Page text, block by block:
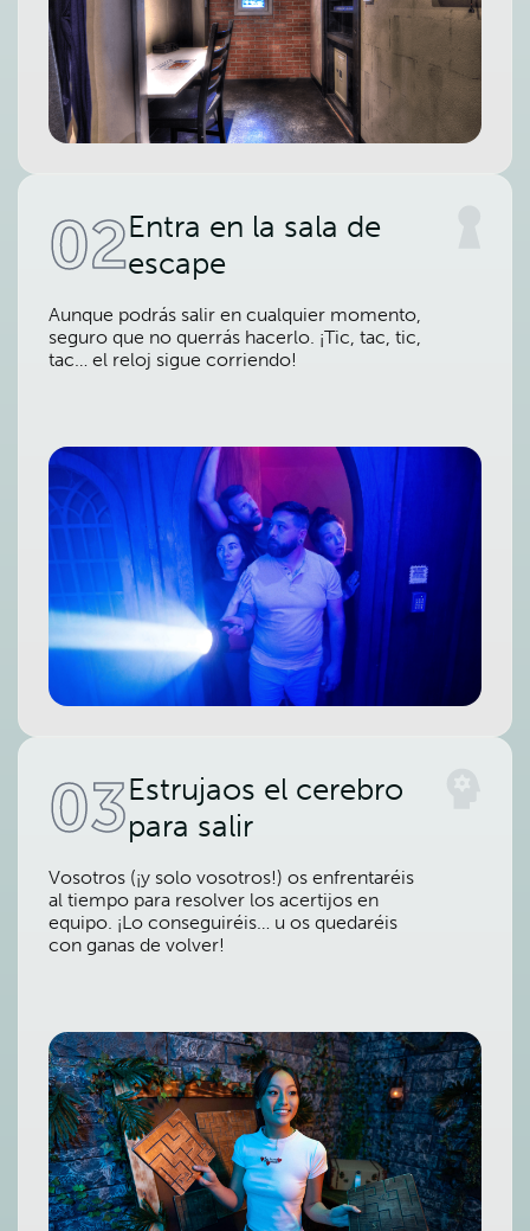
02Entra en la sala de
escape
Aunque podrás salir en cualquier momento,
seguro que no querrás hacerlo. ¡Tic, tac, tic,
tac… el reloj sigue corriendo!
03Estrujaos el cerebro
para salir
Vosotros (¡y solo vosotros!) os enfrentaréis
al tiempo para resolver los acertijos en
equipo. ¡Lo conseguiréis… u os quedaréis
con ganas de volver!